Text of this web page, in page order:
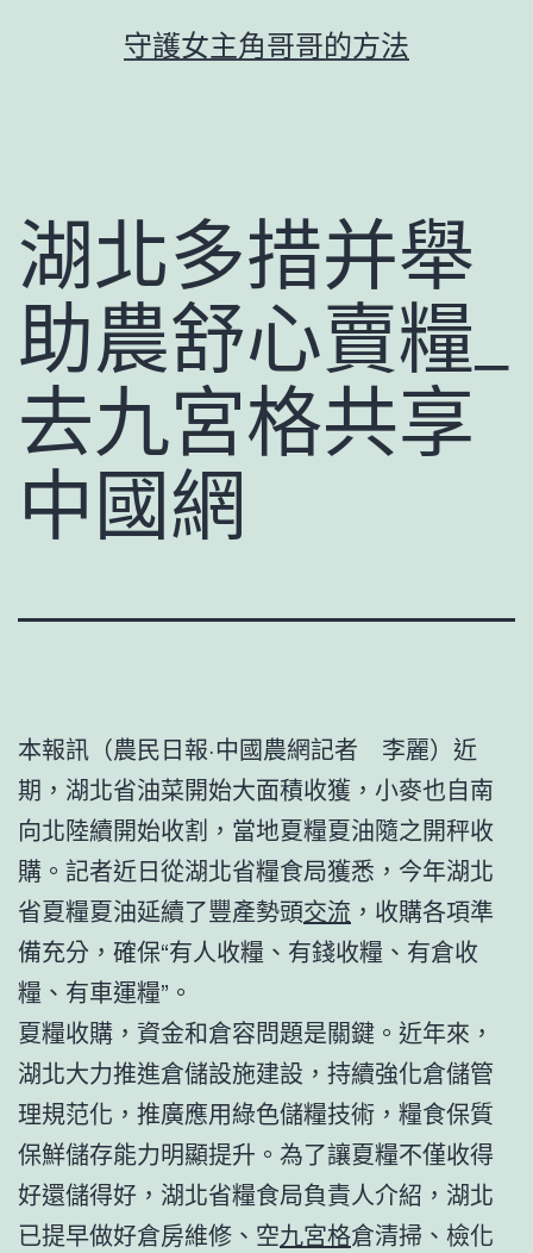
守護女主角哥哥的方法
湖北多措并舉
助農舒心賣糧_
去九宮格共享
中國網
本報訊（農民日報·中國農網記者 李麗）近
期，湖北省油菜開始大面積收獲，小麥也自南
向北陸續開始收割，當地夏糧夏油隨之開秤收
購。記者近日從湖北省糧食局獲悉，今年湖北
省夏糧夏油延續了豐產勢頭交流 ，收購各項準
備充分，確保“有人收糧、有錢收糧、有倉收
糧、有車運糧”。
夏糧收購，資金和倉容問題是關鍵。近年來，
湖北大力推進倉儲設施建設，持續強化倉儲管
理規范化，推廣應用綠色儲糧技術，糧食保質
保鮮儲存能力明顯提升。為了讓夏糧不僅收得
好還儲得好，湖北省糧食局負責人介紹，湖北
已提早做好倉房維修、空九宮格倉清掃、檢化